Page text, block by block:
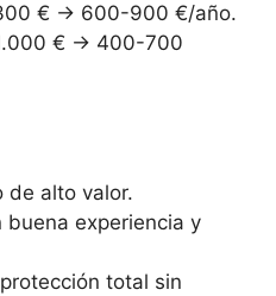
€ → 600-900 €/año.
€ → 400-700
de alto valor.
buena experiencia y
total sin